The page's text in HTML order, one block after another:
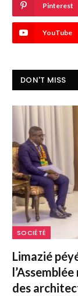
Pinterest
YouTube
DON'T MISS
SOCIÉTÉ
Limazié
des